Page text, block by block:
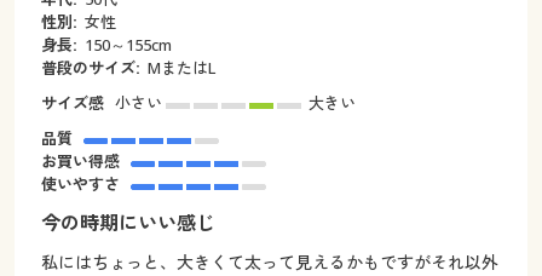
性別: 女性
身長: 150～155cm
普段のサイズ: MまたはL
サイズ感 小さい
大きい
品質
お買い得感
使いやすさ
今の時期にいい感じ
私にはちょっと、大きくて太って見えるかもですがそれ以外